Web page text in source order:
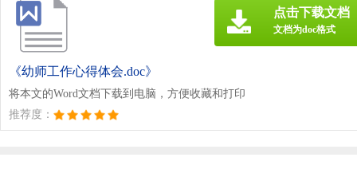
《幼师工作心得体会.doc》
将本文的Word文档下载到电脑，方便收藏和打印
推荐度：
点击下载文档
文档为doc格式